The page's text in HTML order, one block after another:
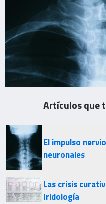
Artículos que
El impulso
neuronales
Las crisis
Iridología